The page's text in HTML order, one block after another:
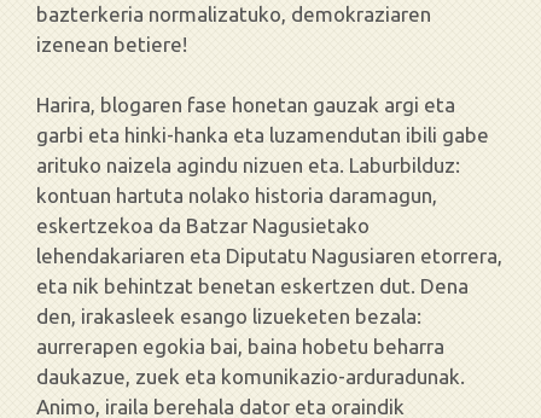
bazterkeria normalizatuko, demokraziaren
izenean betiere!
Harira, blogaren fase honetan gauzak argi eta
garbi eta hinki-hanka eta luzamendutan ibili gabe
arituko naizela agindu nizuen eta. Laburbilduz:
kontuan hartuta nolako historia daramagun,
eskertzekoa da Batzar Nagusietako
lehendakariaren eta Diputatu Nagusiaren etorrera,
eta nik behintzat benetan eskertzen dut. Dena
den, irakasleek esango lizueketen bezala:
aurrerapen egokia bai, baina hobetu beharra
daukazue, zuek eta komunikazio-arduradunak.
Animo, iraila berehala dator eta oraindik